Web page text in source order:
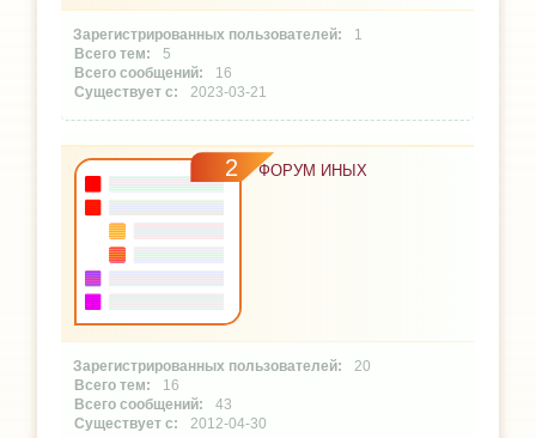
1
5
16
2023-03-21
2 ФОРУМ ИНЫХ
20
16
43
2012-04-30